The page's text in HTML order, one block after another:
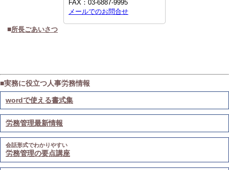
FAX： 03-6887-9995
メールでのお問合せ
■所長ごあいさつ
■実務に役立つ人事労務情報
wordで使える書式集
労務管理最新情報
会話形式でわかりやすい
労務管理の要点講座